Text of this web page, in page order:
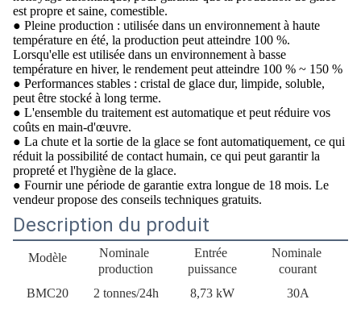
est propre et saine, comestible.
● Pleine production : utilisée dans un environnement à haute
température en été, la production peut atteindre 100 %.
Lorsqu'elle est utilisée dans un environnement à basse
température en hiver, le rendement peut atteindre 100 % ~ 150 %
● Performances stables : cristal de glace dur, limpide, soluble,
peut être stocké à long terme.
● L'ensemble du traitement est automatique et peut réduire vos
coûts en main-d'œuvre.
● La chute et la sortie de la glace se font automatiquement, ce qui
réduit la possibilité de contact humain, ce qui peut garantir la
propreté et l'hygiène de la glace.
● Fournir une période de garantie extra longue de 18 mois. Le
vendeur propose des conseils techniques gratuits.
Description du produit
Modèle
Nominale
production
Entrée
puissance
Nominale
courant
BMC20
2 tonnes/24h 8,73 kW 30A